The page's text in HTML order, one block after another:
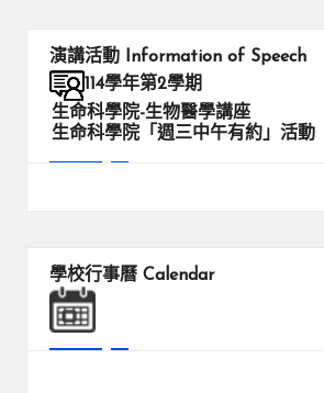
演講活動 Information of Speech
114學年第2學期
生命科學院-生物醫學講座
生命科學院「週三中午有約」活動
學校行事曆 Calendar